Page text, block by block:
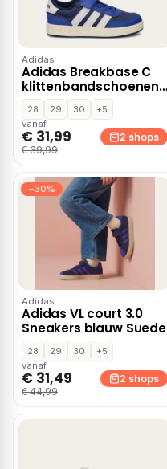
Adidas
Adidas Breakbase C
klittenbandschoenen
– Blauw
28 29 30
+5
vanaf
€ 31,99
€ 39,99
2 shops
−30%
Adidas
Adidas VL court 3.0
Sneakers blauw Suede
28 29 30
+5
vanaf
€ 31,49
€ 44,99
2 shops